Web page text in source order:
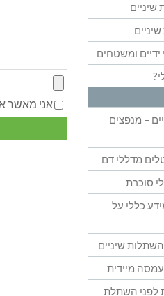
אני מאשר
שיניים
ידיים ומשטחים
– מנפצים
מדללי דם
סוכרת
כללי על
שיניים
מיידית
לפני השתלת